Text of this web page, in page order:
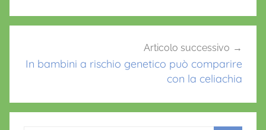
Articolo successivo
In bambini a rischio genetico può comparire
con la celiachia